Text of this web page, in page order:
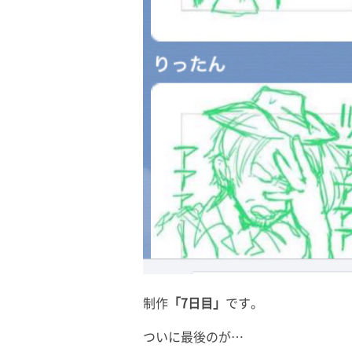
制作 「7日目」 です。
ついに最後のが…